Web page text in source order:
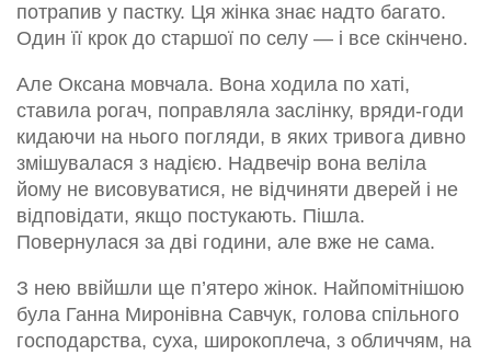
потрапив у пастку. Ця жінка знає надто багато.
Один її крок до старшої по селу — і все скінчено.
Але Оксана мовчала. Вона ходила по хаті,
ставила рогач, поправляла заслінку, вряди-годи
кидаючи на нього погляди, в яких тривога дивно
змішувалася з надією. Надвечір вона веліла
йому не висовуватися, не відчиняти дверей і не
відповідати, якщо постукають. Пішла.
Повернулася за дві години, але вже не сама.
З нею ввійшли ще п’ятеро жінок. Найпомітнішою
була Ганна Миронівна Савчук, голова спільного
господарства, суха, широкоплеча, з обличчям, на